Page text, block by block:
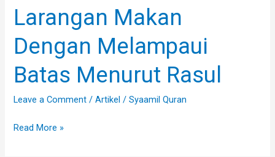
Larangan Makan
Dengan Melampaui
Batas Menurut Rasul
Leave a Comment /Artikel /Syaamil Quran
Larangan
Makan
Dengan
Melampaui
Batas
Read More »